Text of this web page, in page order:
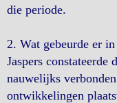
die periode.
2. Wat gebeurde er
Jaspers
nauwelijks
ontwikkelingen